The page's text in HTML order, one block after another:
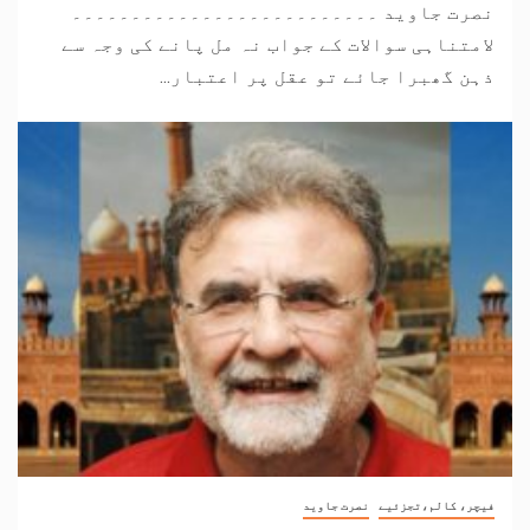
نصرت جاوید ۔۔۔۔۔۔۔۔۔۔۔۔۔۔۔۔۔۔۔۔۔۔۔۔۔۔
لامتناہی سوالات کے جواب نہ مل پانے کی وجہ سے
ذہن گھبرا جائے تو عقل پر اعتبار...
فیچر، کالم،تجزئیے نصرت جاوید